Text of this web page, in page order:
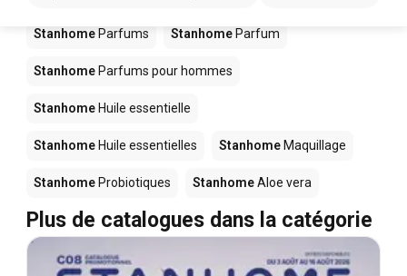
Stanhome Parfums Stanhome Parfum
Stanhome Parfums pour hommes
Stanhome Huile essentielle
Stanhome Huile essentielles Stanhome Maquillage
Stanhome Probiotiques StanhomeAloe vera
Plus de catalogues dans la catégorie